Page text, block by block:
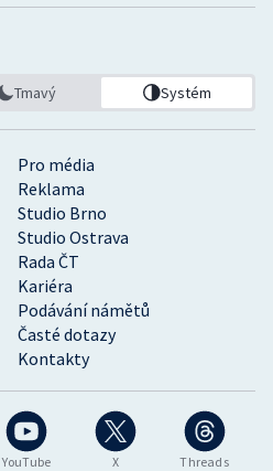
YouTube X Threads
Pro média
Reklama
Studio Brno
Studio Ostrava
Rada ČT
Kariéra
Podávání námětů
Časté dotazy
Kontakty
Tmavý Systém